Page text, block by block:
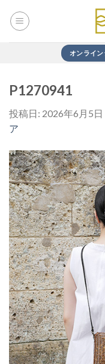
オンライ
P1270941
投稿日: 2026年6月5日
ア